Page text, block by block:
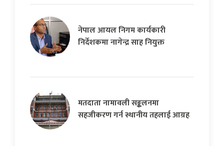
नेपाल आयल निगम कार्यकारी
निर्देशकमा नागेन्द्र साह नियुक्त
मतदाता नामावली सङ्कलनमा
सहजीकरण गर्न स्थानीय तहलाई आग्रह